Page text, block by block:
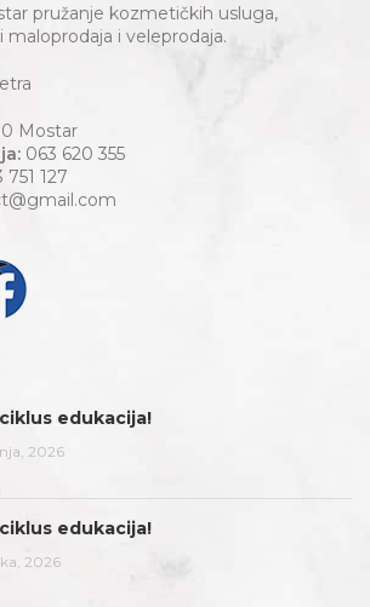
pružanje kozmetičkih usluga,
maloprodaja i veleprodaja.
Mostar
063 620 355
751 127
edukacija!
2026
edukacija!
2026